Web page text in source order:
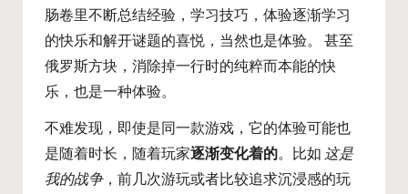
肠卷里不断总结经验，学习技巧，体验逐渐学习
的快乐和解开谜题的喜悦，当然也是体验。 甚至
俄罗斯方块，消除掉一行时的纯粹而本能的快
乐，也是一种体验。
不难发现，即使是同一款游戏，它的体验可能也
是随着时长，随着玩家逐渐变化着的。比如 这是
我的战争，前几次游玩或者比较追求沉浸感的玩